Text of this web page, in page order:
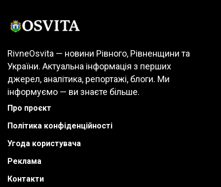
RivneOsvita — новини Рівного, Рівненщини та
України. Актуальна інформація з перших
джерел, аналітика, репортажі, блоги. Ми
інформуємо — ви знаєте більше.
Про проєкт
Політика конфіденційності
Угода користувача
Реклама
Контакти